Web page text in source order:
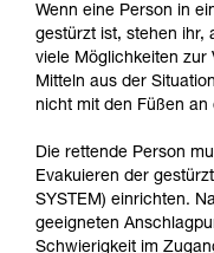
aufmerksam
ziehen. Um
verstehen zu
der
Training
einem Profi,
Vorgang
Wenn eine Person in
gestürzt ist, stehen ihr,
viele Möglichkeiten zur
Mitteln aus der
nicht mit den Füßen an
Die rettende Person
Evakuieren der
SYSTEM) einrichten.
geeigneten
Schwierigkeit im